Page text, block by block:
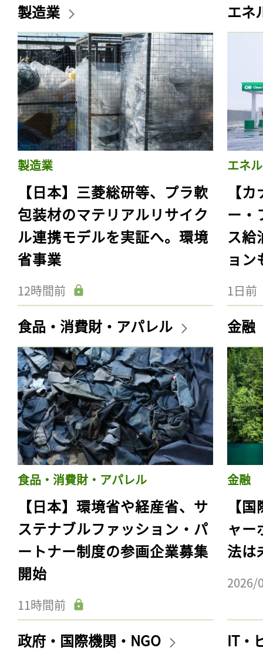
製造業
製造業
【日本】三菱総研等、プラ軟
包装材のマテリアルリサイク
ル連携モデルを実証へ。環境
省事業
12時間前
エネ
エネ
【
ー・
ス給
ョン
1日前
食品・消費財・アパレル
食品・消費財・アパレル
【日本】環境省や経産省、サ
ステナブルファッション・パ
ートナー制度の参画企業募集
開始
11時間前
金融
金融
【
ャー
法は
2026/
政府・国際機関・NGO IT・